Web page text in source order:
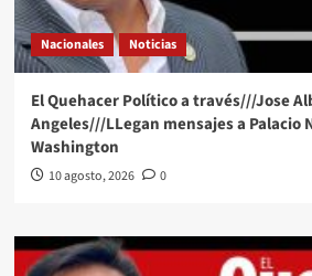
Nacionales Noticias
El Quehacer Político a través///Jose
Angeles///LLegan mensajes a Palacio
Washington
10 agosto, 2026 0